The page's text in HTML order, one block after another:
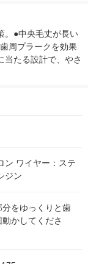
オリジナル
。●中央毛丈が長い
周プラークを効果
当たる設計で、やさ
ン ワイヤー：ステ
ジン
をゆっくりと歯
かしてくださ